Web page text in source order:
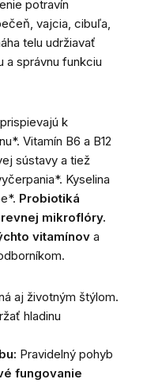
potravín
vajcia, cibuľa,
telu udržiavať
a správnu funkciu
k
Vitamín B6 a B12
sústavy a tiež
Kyselina
Probiotiká
mikroflóry.
vitamínov a
aj životným štýlom.
hladinu
Pravidelný pohyb
fungovanie